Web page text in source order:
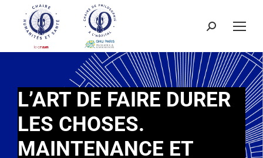
L’ART DE FAIRE DURER
LES CHOSES.
MAINTENANCE ET